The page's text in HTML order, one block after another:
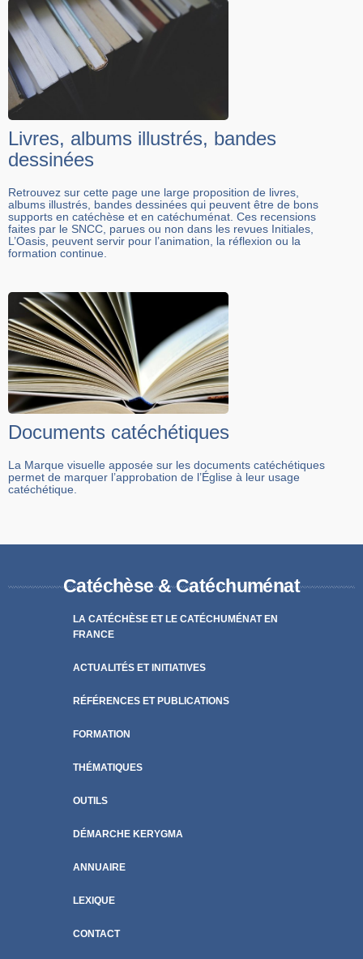
Livres, albums illustrés, bandes
dessinées
Retrouvez sur cette page une large proposition de livres,
albums illustrés, bandes dessinées qui peuvent être de bons
supports en catéchèse et en catéchuménat. Ces recensions
faites par le SNCC, parues ou non dans les revues Initiales,
L’Oasis, peuvent servir pour l’animation, la réflexion ou la
formation continue.
Documents catéchétiques
La Marque visuelle apposée sur les documents catéchétiques
permet de marquer l’approbation de l’Église à leur usage
catéchétique.
Catéchèse & Catéchuménat
LA CATÉCHÈSE ET LE CATÉCHUMÉNAT EN
FRANCE
ACTUALITÉS ET INITIATIVES
RÉFÉRENCES ET PUBLICATIONS
FORMATION
THÉMATIQUES
OUTILS
DÉMARCHE KERYGMA
ANNUAIRE
LEXIQUE
CONTACT